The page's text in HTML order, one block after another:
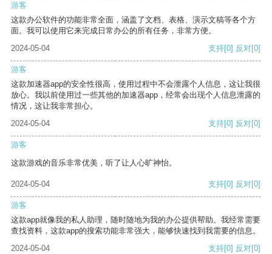
游客
这款办公软件的功能非常全面，涵盖了文档、表格、演示文稿等各个方
面。我可以使用它来完成日常办公的所有任务，非常方便。
2024-05-04
支持[0] 反对[0]
游客
这款加速器app的安全性很高，使用过程中不会泄露个人信息，这让我很
放心。我以前使用过一些其他的加速器app，经常会出现个人信息泄露的
情况，这让我非常担心。
2024-05-04
支持[0] 反对[0]
游客
这款游戏的音乐非常优美，听了让人心旷神怡。
2024-05-04 支持[0] 反对[0]
游客
这款app就像我的私人助理，随时随地为我的办公提供帮助。我经常需要
查找资料，这款app的搜索功能非常强大，能够快速找到我需要的信息。
2024-05-04
支持[0] 反对[0]